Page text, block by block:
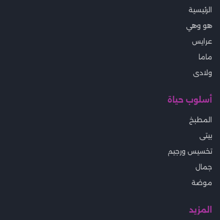
الرئيسية
هو وهي
عرايس
ماما
ولادى
أسلوب حياة
المطبخ
بيتى
تخسيس ورجيم
جمال
موضة
المزيد